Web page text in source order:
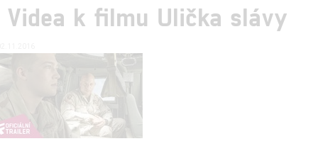
Videa k filmu Ulička slávy